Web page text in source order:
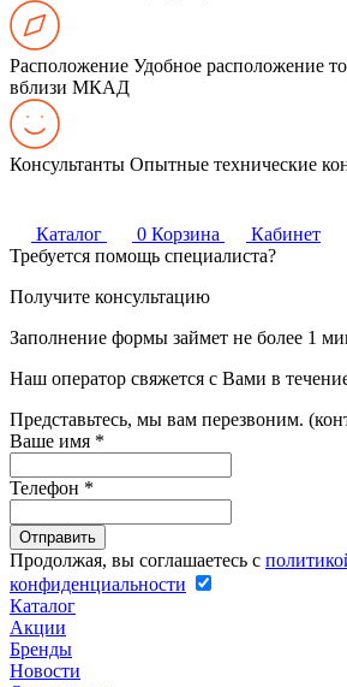
Расположение Удобное расположение
вблизи МКАД
Консультанты Опытные технические
Каталог 0 Корзина
Кабинет
Требуется помощь специалиста?
Получите консультацию
Заполнение формы займет не более 1
Наш оператор свяжется с Вами в
Представьтесь, мы вам перезвоним.
Ваше имя *
Телефон *
Продолжая, вы соглашаетесь с
конфиденциальности
Каталог
Акции
Бренды
Новости